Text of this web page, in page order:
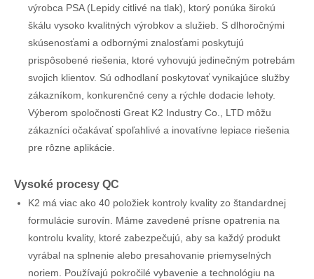
výrobca PSA (Lepidy citlivé na tlak), ktorý ponúka širokú
škálu vysoko kvalitných výrobkov a služieb. S dlhoročnými
skúsenosťami a odbornými znalosťami poskytujú
prispôsobené riešenia, ktoré vyhovujú jedinečným potrebám
svojich klientov. Sú odhodlaní poskytovať vynikajúce služby
zákazníkom, konkurenčné ceny a rýchle dodacie lehoty.
Výberom spoločnosti Great K2 Industry Co., LTD môžu
zákazníci očakávať spoľahlivé a inovatívne lepiace riešenia
pre rôzne aplikácie.
Vysoké procesy QC
K2 má viac ako 40 položiek kontroly kvality zo štandardnej
formulácie surovín. Máme zavedené prísne opatrenia na
kontrolu kvality, ktoré zabezpečujú, aby sa každý produkt
vyrábal na splnenie alebo presahovanie priemyselných
noriem. Používajú pokročilé vybavenie a technológiu na